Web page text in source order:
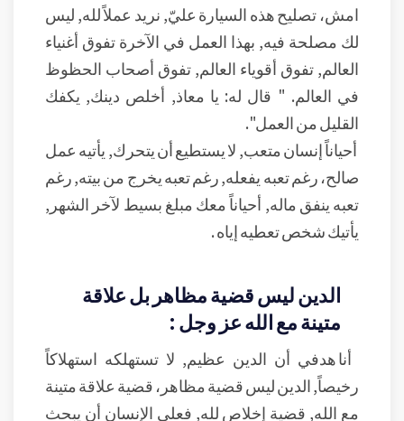
امش، تصليح هذه السيارة عليّ, نريد عملاً لله, ليس
لك مصلحة فيه, بهذا العمل في الآخرة تفوق أغنياء
العالم, تفوق أقوياء العالم, تفوق أصحاب الحظوظ
في العالم. " قال له: يا معاذ, أخلص دينك, يكفك
القليل من العمل".
أحياناً إنسان متعب, لا يستطيع أن يتحرك, يأتيه عمل
صالح، رغم تعبه يفعله, رغم تعبه يخرج من بيته, رغم
تعبه ينفق ماله, أحياناً معك مبلغ بسيط لآخر الشهر,
يأتيك شخص تعطيه إياه .
الدين ليس قضية مظاهر بل علاقة
متينة مع الله عز وجل :
أنا هدفي أن الدين عظيم, لا تستهلكه استهلاكاً
رخيصاً, الدين ليس قضية مظاهر، قضية علاقة متينة
مع الله, قضية إخلاص لله, فعلى الإنسان أن يبحث